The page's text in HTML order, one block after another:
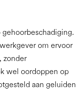
om ervoor
zonder
wel oordoppen op
aan geluiden